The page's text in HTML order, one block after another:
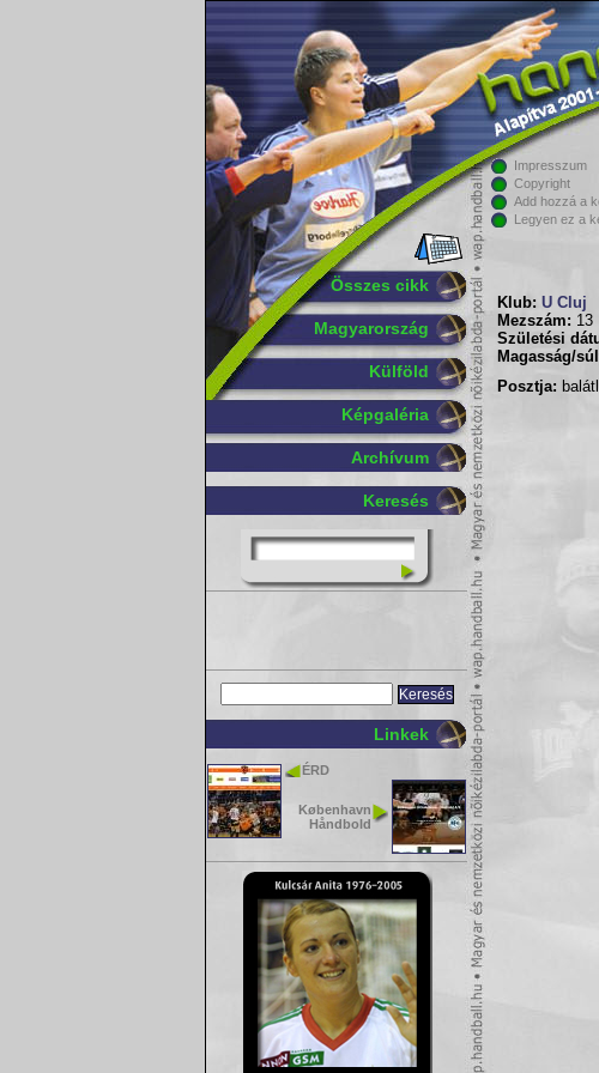
Összes cikk
Magyarország
Külföld
Képgaléria
Archívum
Keresés
Linkek
ÉRD
København
Håndbold
Impresszum
Copyright
Add hozzá a
Legyen ez a
Klub: U Cluj
Mezszám: 13
Születési
Magasság/
Posztja: